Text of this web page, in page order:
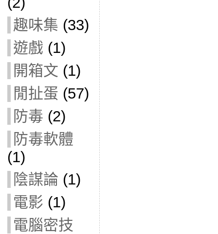
趣味集 (33)
遊戲 (1)
開箱文 (1)
閒扯蛋 (57)
防毒 (2)
防毒軟體
(1)
陰謀論 (1)
電影 (1)
電腦密技